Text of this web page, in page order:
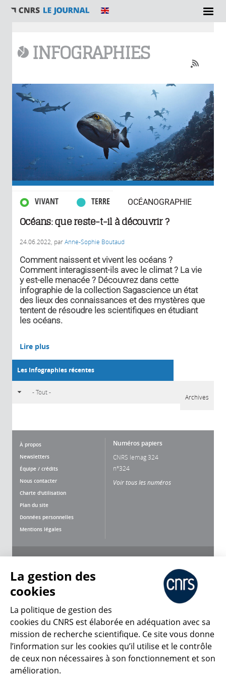
INFOGRAPHIES
VIVANT TERRE OCÉANOGRAPHIE
0 commentaires
Océans: que reste-t-il à découvrir ?
24.06.2022 , parAnne-Sophie Boutaud
Comment naissent et vivent les océans ?
Comment interagissent-ils avec le climat ? La vie
y est-elle menacée ? Découvrez dans cette
infographie de la collection Sagascience un état
des lieux des connaissances et des mystères que
tentent de résoudre les scientifiques en étudiant
les océans.
Lire plus
Les Infographies récentes
Archives
À propos
Newsletters
Équipe / crédits
Nous contacter
Charte d'utilisation
Plan du site
Données personnelles
Mentions légales
Numéros papiers
CNRS lemag 324
n°324
Voir tous les numéros
CNRS Le Mag
© 2026, CNRS
La gestion des
cookies
La politique de gestion des
cookies du CNRS est élaborée en adéquation avec sa
mission de recherche scientifique. Ce site vous donne
l’information sur les cookies qu’il utilise et le contrôle
de ceux non nécessaires à son fonctionnement et son
amélioration.